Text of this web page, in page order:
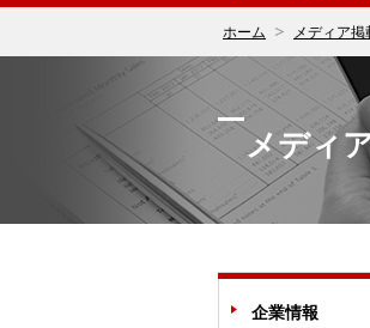
ホーム メディア掲
メディ
企業情報